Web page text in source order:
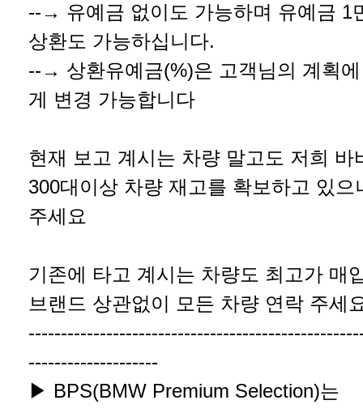
--→ 유예금 없이도 가능하며 유예금 1
상환도 가능하십니다.
--→ 상환유예금(%)은 고객님의 계획
게 변경 가능합니다
현재 보고 계시는 차량 말고도 저희 바
300대이상 차량 재고를 확보하고 있으
주세요
기존에 타고 계시는 차량도 최고가 매
브랜드 상관없이 모든 차량 연락 주세
--------------------
▶ BPS(BMW Premium Selection)는